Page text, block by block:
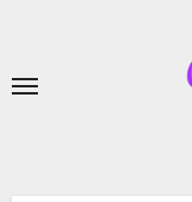
contenido